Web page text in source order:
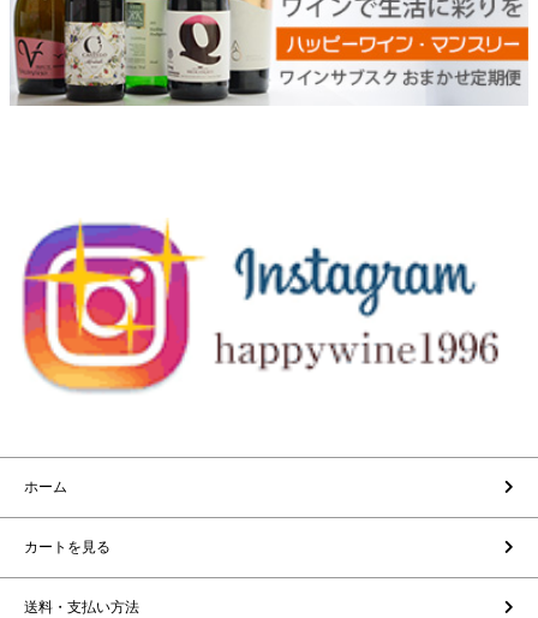
ホーム
カートを見る
送料・支払い方法